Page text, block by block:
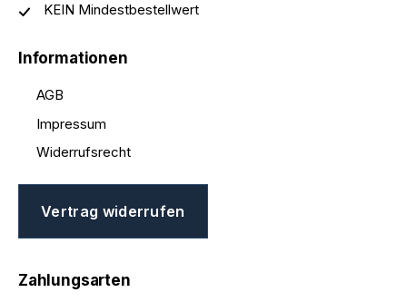
KEIN Mindestbestellwert
Informationen
AGB
Impressum
Widerrufsrecht
Vertrag widerrufen
Zahlungsarten